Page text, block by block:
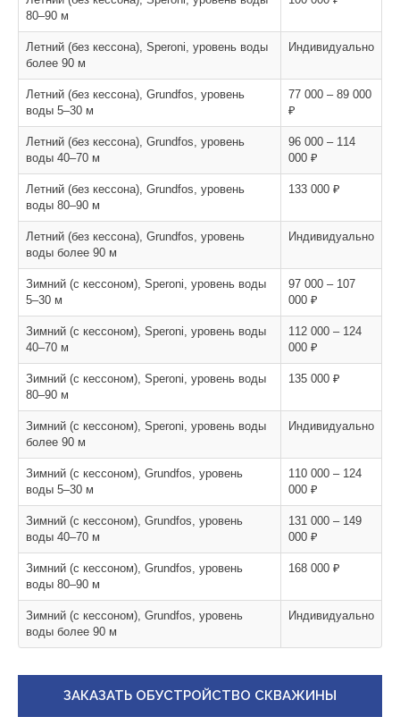
80–90 м
Летний (без кессона), Speroni, уровень воды
более 90 м
Индивидуально
Летний (без кессона), Grundfos, уровень
воды 5–30 м
77 000 – 89 000
₽
Летний (без кессона), Grundfos, уровень
воды 40–70 м
96 000 – 114
000 ₽
Летний (без кессона), Grundfos, уровень
воды 80–90 м
133 000 ₽
Летний (без кессона), Grundfos, уровень
воды более 90 м
Индивидуально
Зимний (с кессоном), Speroni, уровень воды
5–30 м
97 000 – 107
000 ₽
Зимний (с кессоном), Speroni, уровень воды
40–70 м
112 000 – 124
000 ₽
Зимний (с кессоном), Speroni, уровень воды
80–90 м
135 000 ₽
Зимний (с кессоном), Speroni, уровень воды
более 90 м
Индивидуально
Зимний (с кессоном), Grundfos, уровень
воды 5–30 м
110 000 – 124
000 ₽
Зимний (с кессоном), Grundfos, уровень
воды 40–70 м
131 000 – 149
000 ₽
Зимний (с кессоном), Grundfos, уровень
воды 80–90 м
168 000 ₽
Зимний (с кессоном), Grundfos, уровень
воды более 90 м
Индивидуально
ЗАКАЗАТЬ ОБУСТРОЙСТВО СКВАЖИНЫ